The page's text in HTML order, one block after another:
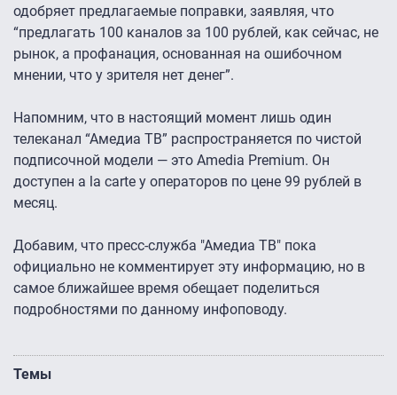
одобряет предлагаемые поправки, заявляя, что
“предлагать 100 каналов за 100 рублей, как сейчас, не
рынок, а профанация, основанная на ошибочном
мнении, что у зрителя нет денег”.
Напомним, что в настоящий момент лишь один
телеканал “Амедиа ТВ” распространяется по чистой
подписочной модели — это Amedia Premium. Он
доступен a la carte у операторов по цене 99 рублей в
месяц.
Добавим, что пресс-служба "Амедиа ТВ" пока
официально не комментирует эту информацию, но в
самое ближайшее время обещает поделиться
подробностями по данному инфоповоду.
Темы